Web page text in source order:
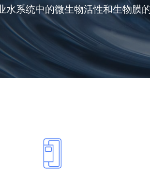
水系统中的微生物活性和生物膜